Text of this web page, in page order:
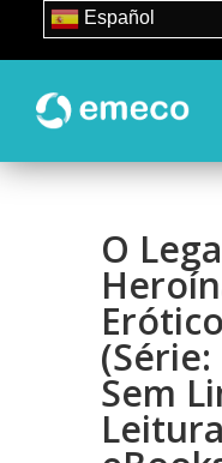
93 840 50
O
Sem
Español